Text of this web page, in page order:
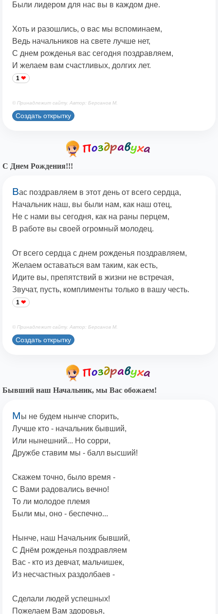
Были лидером для нас вы в каждом дне.
Хоть и разошлись, о вас мы вспоминаем,
Ведь начальников на свете лучше нет,
С днем рожденья вас сегодня поздравляем,
И желаем вам счастливых, долгих лет.
1
© Принадлежит сайту. Автор: Берсанов М.
Создать открытку
С Днем Рождения!!!
Вас поздравляем в этот день от всего сердца,
Начальник наш, вы были нам, как наш отец,
Не с нами вы сегодня, как на раны перцем,
В работе вы своей огромный молодец.
От всего сердца с днем рожденья поздравляем,
Желаем оставаться вам таким, как есть,
Идите вы, препятствий в жизни не встречая,
Звучат, пусть, комплименты только в вашу честь.
1
© Принадлежит сайту. Автор: Берсанов М.
Создать открытку
Бывший наш Начальник, мы Вас обожаем!
Мы не будем нынче спорить,
Лучше кто - начальник бывший,
Или нынешний... Но сорри,
Дружбе ставим мы - балл высший!
Скажем точно, было время -
С Вами радовались вечно!
То ли молодое племя
Были мы, оно - беспечно...
Нынче, наш Начальник бывший,
С Днём рожденья поздравляем
Вас - кто из девчат, мальчишек,
Из несчастных раздолбаев -
Сделали людей успешных!
Пожелаем Вам здоровья,